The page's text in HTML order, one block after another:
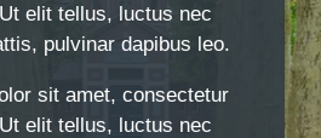
elit tellus, luctus nec
pulvinar dapibus leo.
sit amet, consectetur
elit tellus, luctus nec